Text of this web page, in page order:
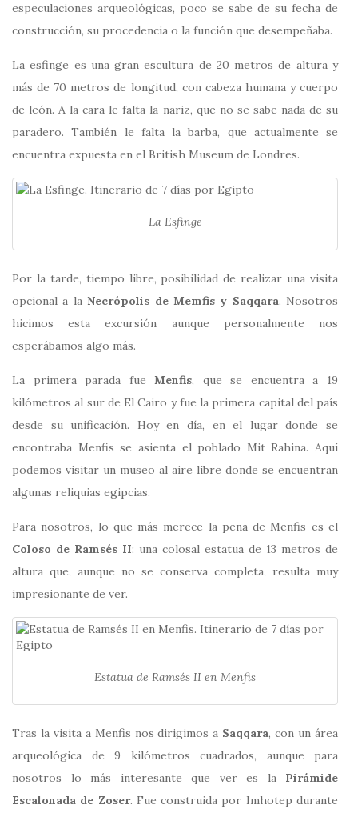
especulaciones arqueológicas, poco se sabe de su fecha de
construcción, su procedencia o la función que desempeñaba.
La esfinge es una gran escultura de 20 metros de altura y
más de 70 metros de longitud, con cabeza humana y cuerpo
de león. A la cara le falta la nariz, que no se sabe nada de su
paradero. También le falta la barba, que actualmente se
encuentra expuesta en el British Museum de Londres.
La Esfinge
Por la tarde, tiempo libre, posibilidad de realizar una visita
opcional a laNecrópolis de Memfis y Saqqara. Nosotros
hicimos esta excursión aunque personalmente nos
esperábamos algo más.
La primera parada fueMenfis, que se encuentra a 19
kilómetros al sur de El Cairo y fue la primera capital del país
desde su unificación. Hoy en día, en el lugar donde se
encontraba Menfis se asienta el poblado Mit Rahina. Aquí
podemos visitar un museo al aire libre donde se encuentran
algunas reliquias egipcias.
Para nosotros, lo que más merece la pena de Menfis es el
Coloso de Ramsés II: una colosal estatua de 13 metros de
altura que, aunque no se conserva completa, resulta muy
impresionante de ver.
Estatua de Ramsés II en Menfis
Tras la visita a Menfis nos dirigimos a Saqqara, con un área
arqueológica de 9 kilómetros cuadrados, aunque para
nosotros lo más interesante que ver es la Pirámide
Escalonada de Zoser. Fue construida por Imhotep durante